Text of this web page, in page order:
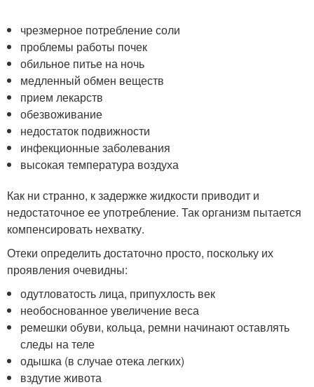
чрезмерное потребление соли
проблемы работы почек
обильное питье на ночь
медленный обмен веществ
прием лекарств
обезвоживание
недостаток подвижности
инфекционные заболевания
высокая температура воздуха
Как ни странно, к задержке жидкости приводит и
недостаточное ее употребление. Так организм пытается
компенсировать нехватку.
Отеки определить достаточно просто, поскольку их
проявления очевидны:
одутловатость лица, припухлость век
необоснованное увеличение веса
ремешки обуви, кольца, ремни начинают оставлять
следы на теле
одышка (в случае отека легких)
вздутие живота